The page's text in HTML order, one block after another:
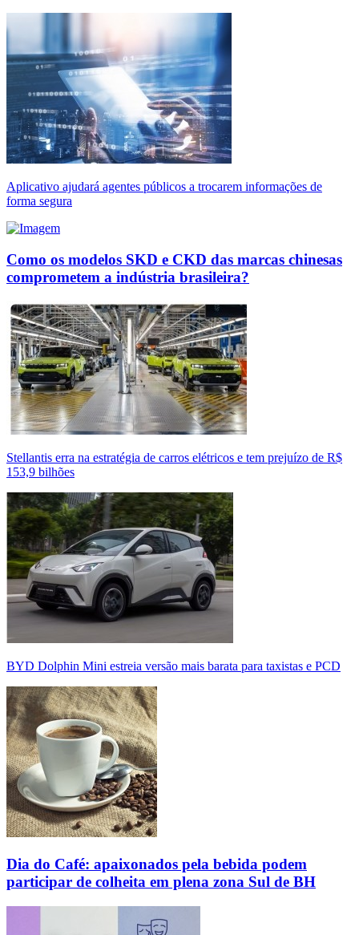
Aplicativo ajudará agentes públicos a trocarem informações de
forma segura
Como os modelos SKD e CKD das marcas chinesas
comprometem a indústria brasileira?
Stellantis erra na estratégia de carros elétricos e tem prejuízo de R$
153,9 bilhões
BYD Dolphin Mini estreia versão mais barata para taxistas e PCD
Dia do Café: apaixonados pela bebida podem
participar de colheita em plena zona Sul de BH